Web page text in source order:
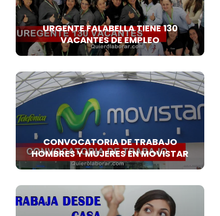
URGENTE FALABELLA TIENE 130
VACANTES DE EMPLEO
CONVOCATORIA DE TRABAJO
HOMBRES Y MUJERES EN MOVISTAR